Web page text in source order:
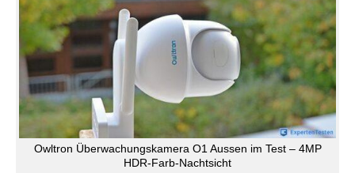
Owltron Überwachungskamera O1 Aussen im Test – 4MP
HDR-Farb-Nachtsicht